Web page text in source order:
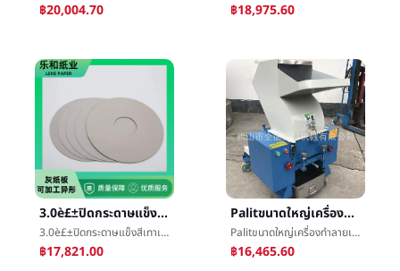
฿20,004.70 ฿18,975.60
3.0è£±ปิดกระดาษแข็งสีเทาเกรดเอกล่องไวน์กระดาษห่อหุ้ม/สามารถเครื่องจักรทุกชนิดเล็กขนาด
3.0è£±ปิดกระดาษแข็งสีเทาเกรดเอกล่องไวน์กระดาษห่อหุ้ม/สามารถเครื่องจักรทุกชนิดเล็กขนาด
฿17,821.00
Palitขนาดใหญ่เครื่องทำลายเอกสารมีอำนาจอุตสาหกรรมอาหารการแพทย์แผนจีนสากลคั้น
Palitขนาดใหญ่เครื่องทำลายเอกสารมีอำนาจอุตสาหกรรมอาหารการแพทย์แผนจีนสากลคั้น
฿16,465.60